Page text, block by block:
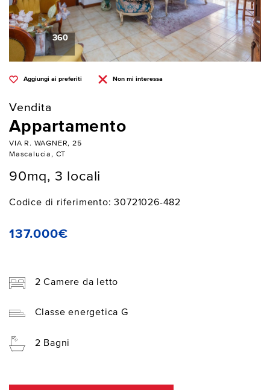
360
Aggiungi ai preferiti Non mi interessa
Vendita
Appartamento
VIA R. WAGNER, 25
Mascalucia, CT
90mq, 3 locali
Codice di riferimento: 30721026-482
137.000€
2 Camere da letto
Classe energetica G
2 Bagni